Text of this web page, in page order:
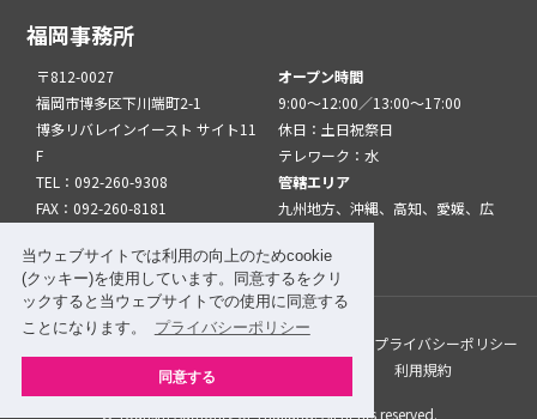
当ウェブサイトでは利用の向上のためcookie
(クッキー)を使用しています。同意するをクリ
ックすると当ウェブサイトでの使用に同意する
ことになります。
プライバシーポリシー
同意する
福岡事務所
〒812-0027
福岡市博多区下川端町2-1
博多リバレインイースト サイト11
F
TEL：092-260-9308
FAX：092-260-8181
オープン時間
9:00～12:00／13:00～17:00
休日：土日祝祭日
テレワーク：水
管轄エリア
九州地方、沖縄、高知、愛媛、広
このサイトについて
プライバシーポリシー
サイトマップ
関係機関・団体について 利用規約
© Tourism Authority of Thailand. All rights reserved.